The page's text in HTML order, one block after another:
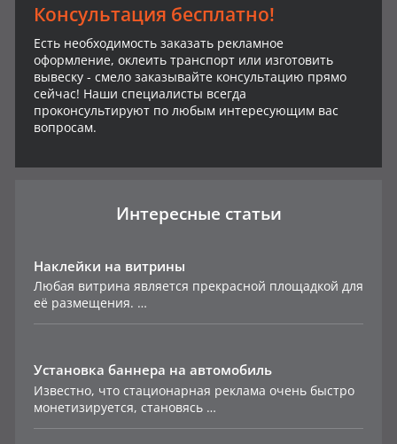
Консультация бесплатно!
Есть необходимость заказать рекламное
оформление, оклеить транспорт или изготовить
вывеску - смело заказывайте консультацию прямо
сейчас! Наши специалисты всегда
проконсультируют по любым интересующим вас
вопросам.
Интересные статьи
Наклейки на витрины
Любая витрина является прекрасной площадкой для
её размещения. …
Установка баннера на автомобиль
Известно, что стационарная реклама очень быстро
монетизируется, становясь …